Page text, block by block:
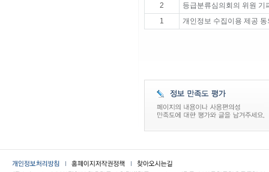
2
등급분류심의회의 위원 기
1
개인정보 수집이용 제공 동